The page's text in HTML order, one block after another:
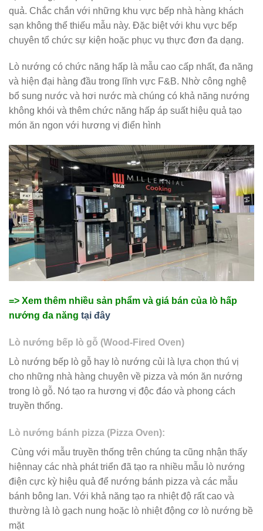
quả. Chắc chắn với những khu vực bếp nhà hàng khách
sạn không thể thiếu mẫu này. Đặc biệt với khu vực bếp
chuyên tổ chức sự kiện hoặc phục vụ thực đơn đa dạng.
Lò nướng có chức năng hấp là mẫu cao cấp nhất, đa năng
và hiện đại hàng đầu trong lĩnh vực F&B. Nhờ công nghệ
bổ sung nước và hơi nước mà chúng có khả năng nướng
không khói và thêm chức năng hấp áp suất hiệu quả tạo
món ăn ngon với hương vị điển hình
=> Xem thêm nhiều sản phẩm và giá bán của lò hấp
nướng đa năng tại đây
Lò nướng bếp lò gỗ (Wood-Fired Oven)
Lò nướng bếp lò gỗ hay lò nướng củi là lựa chọn thú vị
cho những nhà hàng chuyên về pizza và món ăn nướng
trong lò gỗ. Nó tạo ra hương vị độc đáo và phong cách
truyền thống.
Lò nướng bánh pizza (Pizza Oven):
Cùng với mẫu truyền thống trên chúng ta cũng nhận thấy
hiệnnay các nhà phát triển đã tạo ra nhiều mẫu lò nướng
điện cực kỳ hiệu quả để nướng bánh pizza và các mẫu
bánh bông lan. Với khả năng tạo ra nhiệt độ rất cao và
thường là lò gạch nung hoặc lò nhiệt động cơ lò nướng bề
mặt